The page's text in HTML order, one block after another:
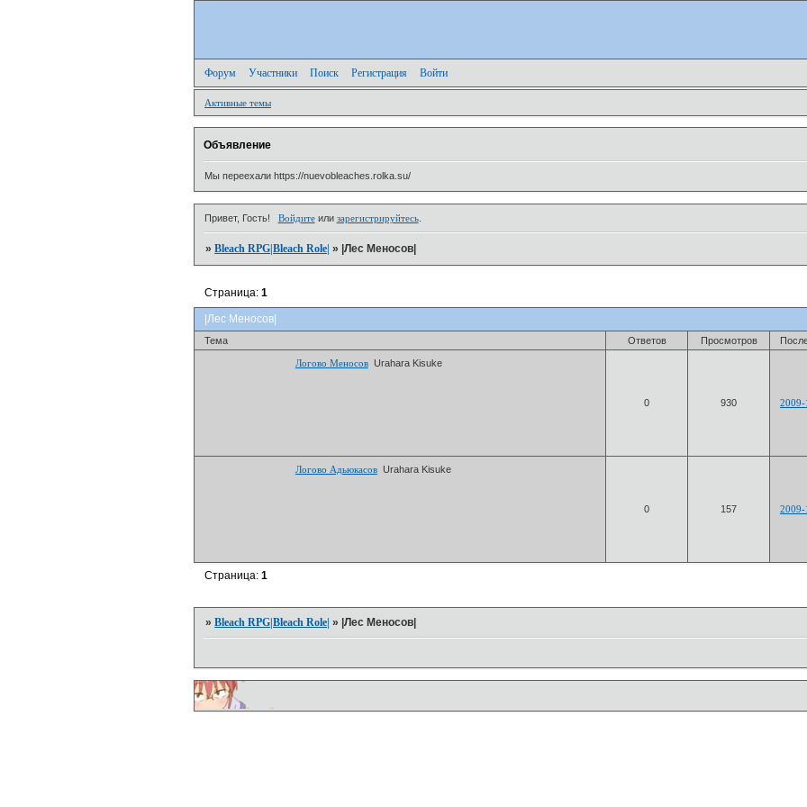
Форум Участники Поиск Регистрация Войти
Активные темы
Объявление
Мы переехали https://nuevobleaches.rolka.su/
Привет, Гость! Войдитеили зарегистрируйтесь.
»Bleach RPG|Bleach Role| » |Лес Меносов|
|Лес Меносов|
Страница:1
Тема Ответов Просмотров
Логово Меносов Urahara Kisuke
0 930 2009-
Логово Адьюкасов Urahara Kisuke
0 157 2009-
Страница:1
»Bleach RPG|Bleach Role| » |Лес Меносов|